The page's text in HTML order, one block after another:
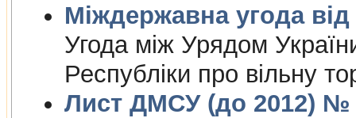
Угода між Урядом
Республіки про вільну
Лист ДМСУ (до 2012) №